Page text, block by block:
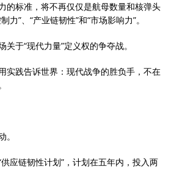
的标准，将不再仅仅是航母数量和核弹头
力”、“产业链韧性”和“市场影响力”。
于“现代力量”定义权的争夺战。
实践告诉世界：现代战争的胜负手，不在
应链韧性计划”，计划在五年内，投入两